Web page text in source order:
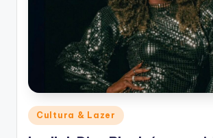
Posted
in
Cultura & Lazer